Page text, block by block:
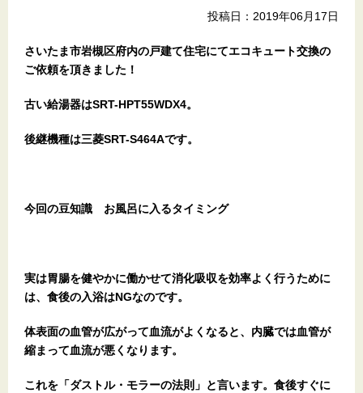
投稿日：2019年06月17日
さいたま市岩槻区府内の戸建て住宅にてエコキュート交換の
ご依頼を頂きました！
古い給湯器はSRT-HPT55WDX4。
後継機種は三菱SRT-S464Aです。
今回の豆知識 お風呂に入るタイミング
実は胃腸を健やかに働かせて消化吸収を効率よく行うために
は、食後の入浴はNGなのです。
体表面の血管が広がって血流がよくなると、内臓では血管が
縮まって血流が悪くなります。
これを「ダストル・モラーの法則」と言います。食後すぐに